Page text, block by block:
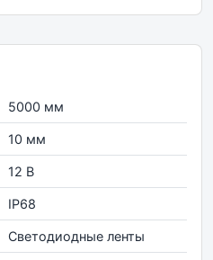
5000 мм
10 мм
12 В
IP68
Светодиодные ленты